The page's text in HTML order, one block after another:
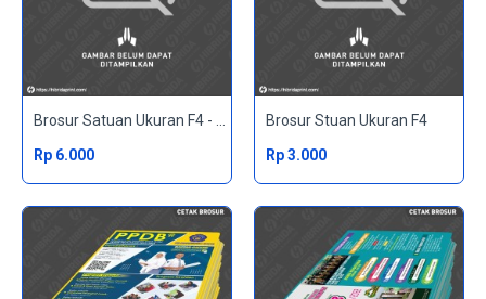
Rp 6.000
Brosur Stuan Ukuran F4
Rp 3.000